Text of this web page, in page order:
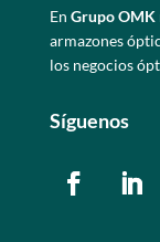
En Grupo OMK
armazones
los negocios
Síguenos